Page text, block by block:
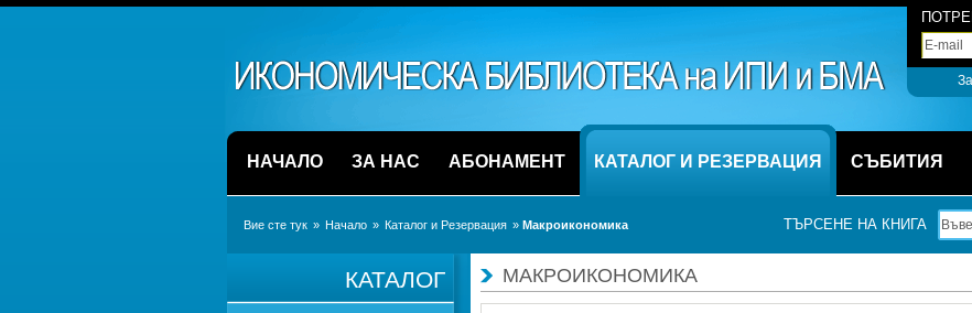
НАЧАЛО ЗА НАС АБОНАМЕНТ КАТАЛОГ И РЕЗЕРВАЦИЯ СЪБИТИЯ
Вие сте тук » Начало » Каталог и Резервация » Макроикономика ТЪРСЕНЕ НА КНИГА
КАТАЛОГ МАКРОИКОНОМИКА